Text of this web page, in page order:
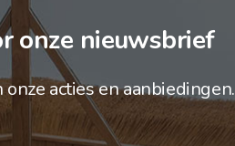
onze nieuwsbrief
acties en aanbiedingen.